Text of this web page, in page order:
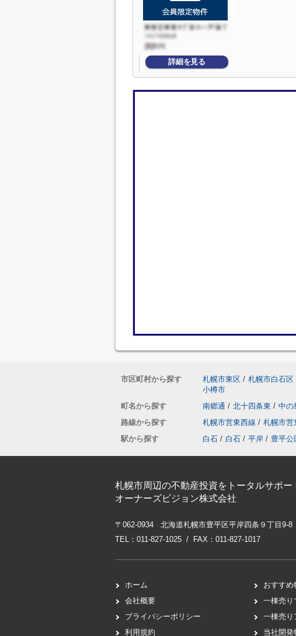
詳細を見る
市区町村から探す 札幌市東区 / 札幌市白石区
小樽市
町名から探す
南郷通 / 北十四条東 / 中の
路線から探す
札幌市営東西線 / 札幌市営
駅から探す
白石 / 白石 / 平岸 / 豊平公
札幌市周辺の不動産投資をトータルサポー
オーナーズビジョン株式会社
〒062-0934 北海道札幌市豊平区平岸四条９丁目9-8
TEL：011-827-1025 / FAX：011-827-1017
ホーム
会社概要
プライバシーポリシー
利用規約
おすすめ
一棟売り
一棟売り
当社開発